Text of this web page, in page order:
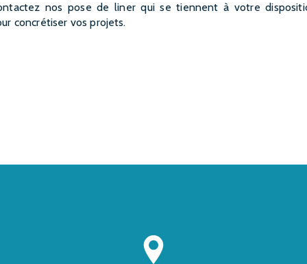
nos pose de liner qui se tiennent à votre
concrétiser vos projets.